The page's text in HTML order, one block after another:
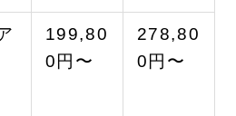
199,80
0円〜
278,80
0円〜